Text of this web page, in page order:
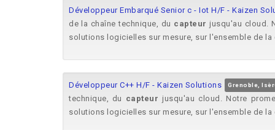
Développeur Embarqué Senior c - Iot H/F - Kaizen
de la chaîne technique, du capteur jusqu'au cloud.
solutions logicielles sur mesure, sur l'ensemble de la
Développeur C++ H/F - Kaizen Solutions Grenoble,
technique, du capteur jusqu'au cloud. Notre
solutions logicielles sur mesure, sur l'ensemble de la